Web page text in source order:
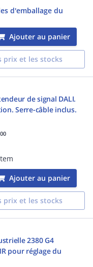
d'emballage du
Ajouter au panier
prix et les stocks
de signal DALI.
Serre-câble inclus.
Ajouter au panier
prix et les stocks
2380 G4
pour réglage du